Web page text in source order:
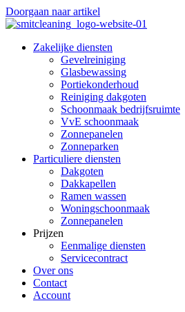
Doorgaan naar artikel
Zakelijke diensten
Gevelreiniging
Glasbewassing
Portiekonderhoud
Reiniging dakgoten
Schoonmaak bedrijfsruimte
VvE schoonmaak
Zonnepanelen
Zonneparken
Particuliere diensten
Dakgoten
Dakkapellen
Ramen wassen
Woningschoonmaak
Zonnepanelen
Prijzen
Eenmalige diensten
Servicecontract
Over ons
Contact
Account